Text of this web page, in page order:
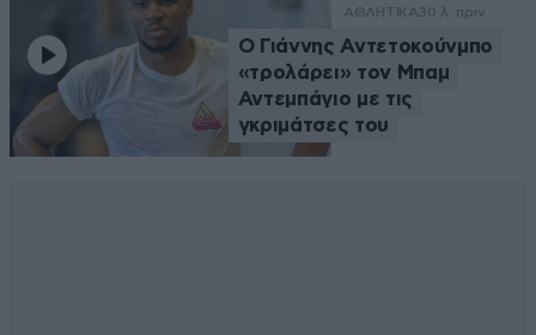
ΑΘΛΗΤΙΚΑ30 λ. πριν
Ο Γιάννης Αντετοκούνμπο
«τρολάρει» τον Μπαμ
Αντεμπάγιο με τις
γκριμάτσες του